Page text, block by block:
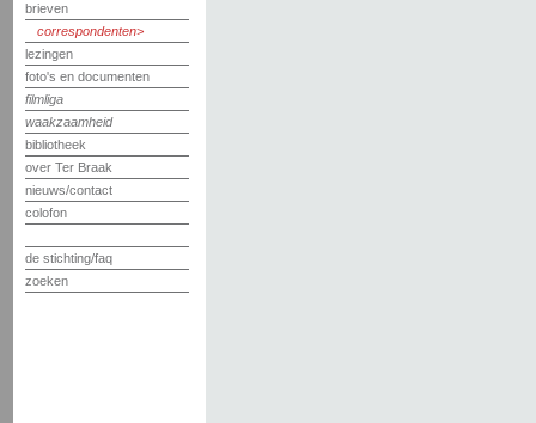
brieven
correspondenten
lezingen
foto's en documenten
filmliga
waakzaamheid
bibliotheek
over Ter Braak
nieuws/contact
colofon
de stichting/faq
zoeken